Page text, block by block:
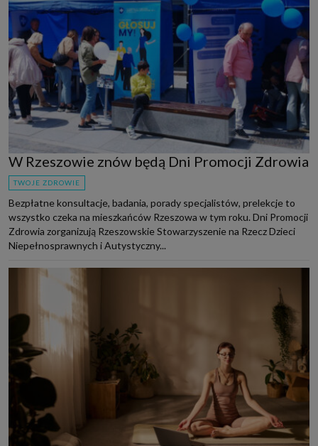
W Rzeszowie znów będą Dni Promocji Zdrowia
TWOJE ZDROWIE
Bezpłatne konsultacje, badania, porady specjalistów, prelekcje to
wszystko czeka na mieszkańców Rzeszowa w tym roku. Dni Promocji
Zdrowia zorganizują Rzeszowskie Stowarzyszenie na Rzecz Dzieci
Niepełnosprawnych i Autystyczny...